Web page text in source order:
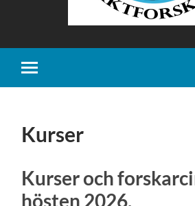
Slå
på/av
Kurser
Kurser och
hösten 2026.